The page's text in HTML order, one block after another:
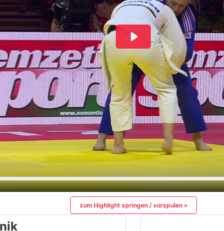
zum Highlight springen / vorspulen »